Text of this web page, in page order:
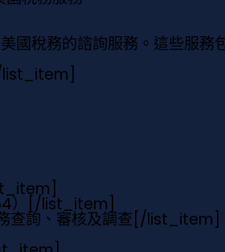
國稅務的諮詢服務。這些服務
list_item]
[/list_item]
查詢、審核及調查 [/list_item]